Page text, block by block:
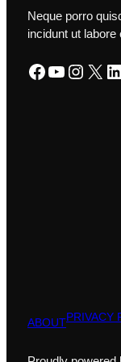
Neque porro
incidunt ut
Facebook YouTube Instagram X LinkedIn
ABOUTPRIVACY